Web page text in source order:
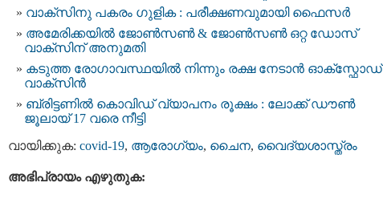
വാക്സിനു പകരം ഗുളിക : പരീക്ഷണവുമായി ഫൈസര്‍
അമേരിക്കയില്‍ ജോണ്‍സണ്‍ & ജോണ്‍സണ്‍ ഒറ്റ ഡോസ്
വാക്സിന് അനുമതി
കടുത്ത രോഗാവസ്ഥയില്‍ നിന്നും രക്ഷ നേടാന്‍ ഓക്സ്ഫോഡ്
വാക്സിന്‍
ബ്രിട്ടണില്‍ കൊവിഡ്​ വ്യാപനം രൂക്ഷം : ലോക്ക് ഡൗണ്‍
ജൂലായ് 17 വരെ നീട്ടി
വായിക്കുക: covid-19, ആരോഗ്യം, ചൈന, വൈദ്യശാസ്ത്രം
അഭിപ്രായം എഴുതുക: